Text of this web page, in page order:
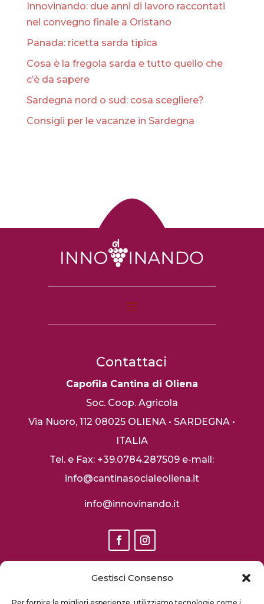
Gestisci Consenso
Innovinando: due anni di lavoro raccontati
nel convegno finale a Oristano
Panada: ricetta sarda tipica
Cosa è la fregola sarda e tutto quello che
c’è da sapere
Sardegna nord o sud: cosa scegliere?
Consigli per le vacanze in Sardegna
Contattaci
Capofila Cantina di Oliena
Soc. Coop. Agricola
Via Nuoro, 112 08025 OLIENA • SARDEGNA •
ITALIA
Tel. e Fax: +39.0784.287509 e-mail:
info@cantinasocialeoliena.it
info@innovinando.it